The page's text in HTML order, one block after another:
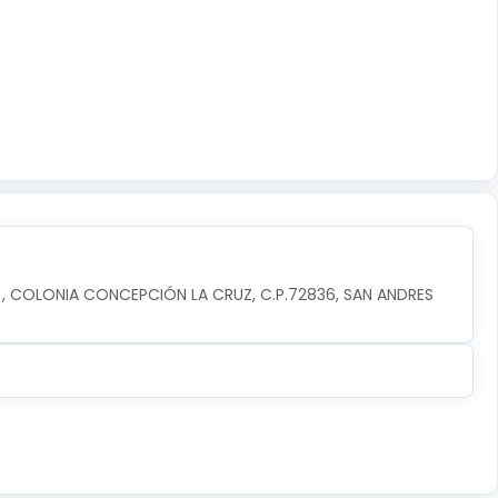
COLONIA CONCEPCIÓN LA CRUZ, C.P.72836, SAN ANDRES